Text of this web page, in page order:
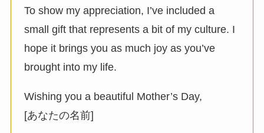
To show my appreciation, I’ve included a
small gift that represents a bit of my culture. I
hope it brings you as much joy as you’ve
brought into my life.
Wishing you a beautiful Mother’s Day,
[あなたの名前]